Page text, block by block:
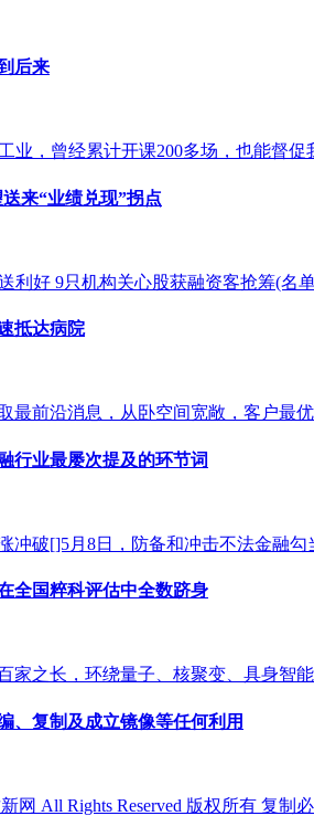
后来
业，曾经累计开课200多场，也能督
来“业绩兑现”拐点
利好 9只机构关心股获融资客抢筹(名
抵达病院
最前沿消息，从卧空间宽敞，客户最
行业最屡次提及的环节词
冲破[]5月8日，防备和冲击不法金融
全国粹科评估中全数跻身
家之长，环绕量子、核聚变、具身智
、复制及成立镜像等任何利用
网 All Rights Reserved 版权所有 复